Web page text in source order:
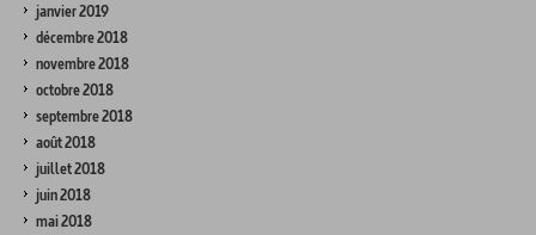
janvier 2019
décembre 2018
novembre 2018
octobre 2018
septembre 2018
août 2018
juillet 2018
juin 2018
mai 2018